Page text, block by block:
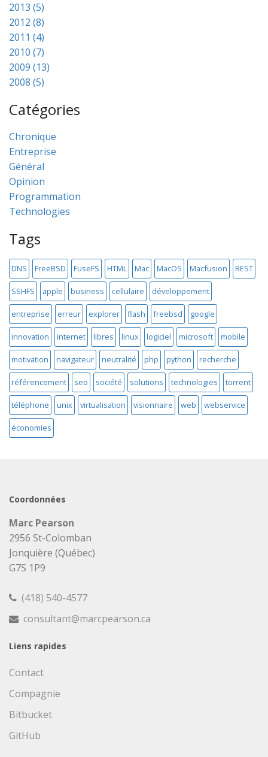
2013 (5)
2012 (8)
2011 (4)
2010 (7)
2009 (13)
2008 (5)
Catégories
Chronique
Entreprise
Général
Opinion
Programmation
Technologies
Tags
DNS FreeBSD FuseFS HTML Mac MacOS Macfusion REST
SSHFS apple business cellulaire développement
entreprise erreur explorer flash freebsd google
innovation internet libres linux logiciel microsoft mobile
motivation navigateur neutralité php python recherche
référencement seo société solutions technologies torrent
téléphone unix virtualisation visionnaire web webservice
économies
Coordonnées
Marc Pearson
2956 St-Colomban
Jonquière (Québec)
G7S 1P9
(418) 540-4577
consultant@marcpearson.ca
Liens rapides
Contact
Compagnie
Bitbucket
GitHub